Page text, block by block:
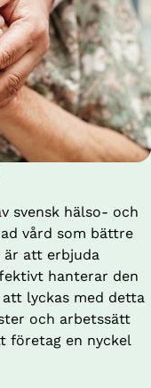
svensk hälso- och
vård som bättre
är att erbjuda
hanterar den
lyckas med detta
och arbetssätt
företag en nyckel